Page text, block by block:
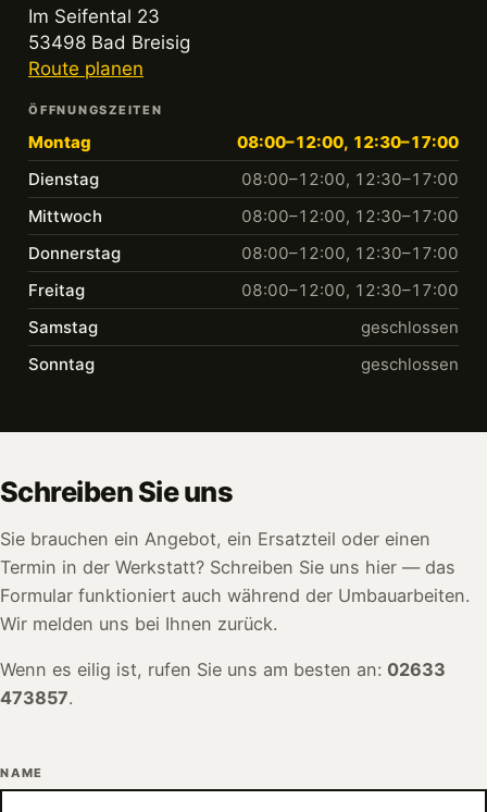
Im Seifental 23
53498 Bad Breisig
Route planen
ÖFFNUNGSZEITEN
Montag
08:00–12:00, 12:30–17:00
Dienstag
08:00–12:00, 12:30–17:00
Mittwoch
08:00–12:00, 12:30–17:00
Donnerstag
08:00–12:00, 12:30–17:00
Freitag
08:00–12:00, 12:30–17:00
Samstag
geschlossen
Sonntag
geschlossen
Schreiben Sie uns
Sie brauchen ein Angebot, ein Ersatzteil oder einen
Termin in der Werkstatt? Schreiben Sie uns hier — das
Formular funktioniert auch während der Umbauarbeiten.
Wir melden uns bei Ihnen zurück.
Wenn es eilig ist, rufen Sie uns am besten an: 02633
473857.
NAME